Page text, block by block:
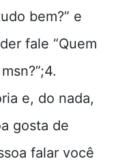
bem?” e
fale “Quem
e, do nada,
gosta de
falar você